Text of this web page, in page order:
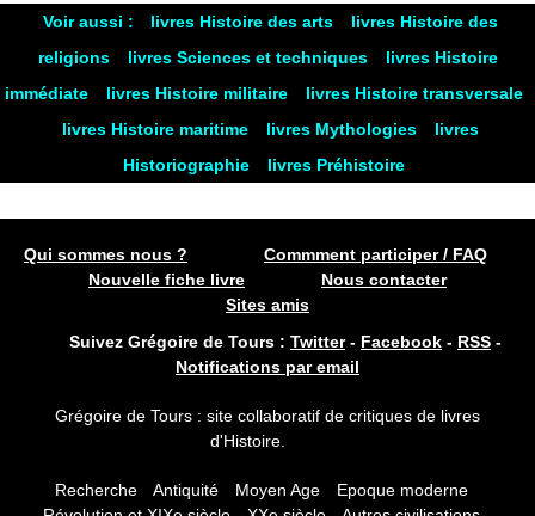
Voir aussi : livres Histoire des arts
livres Histoire des
religions
livres Sciences et techniques
livres Histoire
immédiate
livres Histoire militaire
livres Histoire transversale
livres Histoire maritime
livres Mythologies
livres
Historiographie
livres Préhistoire
Qui sommes nous ?
Commment participer / FAQ
Nouvelle fiche livre
Nous contacter
Sites amis
Suivez Grégoire de Tours : Twitter- Facebook - RSS -
Notifications par email
Grégoire de Tours : site collaboratif de critiques de livres
d'Histoire.
Recherche Antiquité Moyen Age
Epoque moderne